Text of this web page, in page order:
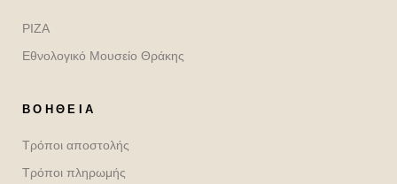
ΡΙΖΑ
Εθνολογικό Μουσείο Θράκης
ΒΟΉΘΕΙΑ
Τρόποι αποστολής
Τρόποι πληρωμής